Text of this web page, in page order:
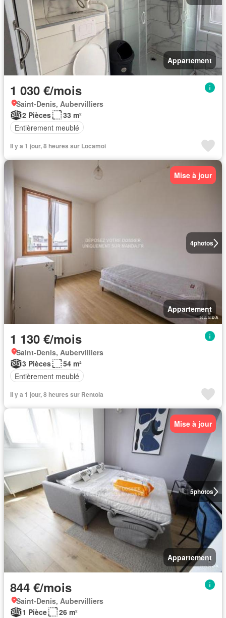
Appartement
1 030 €/mois
Saint-Denis, Aubervilliers
2 Pièces
33 m²
Entièrement meublé
Il y a 1 jour, 8 heures sur Locamoi
4photos
Mise à jour
Appartement
1 130 €/mois
Saint-Denis, Aubervilliers
3 Pièces
54 m²
Entièrement meublé
Il y a 1 jour, 8 heures sur Rentola
5photos
Mise à jour
Appartement
844 €/mois
Saint-Denis, Aubervilliers
1 Pièce
26 m²